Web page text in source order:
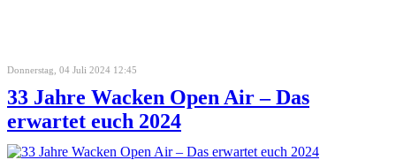
Donnerstag, 04 Juli 2024 12:45
33 Jahre Wacken Open Air – Das
erwartet euch 2024